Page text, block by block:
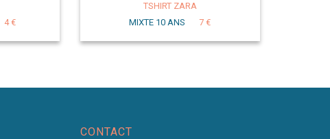
4 €
TSHIRT ZARA
MIXTE 10 ANS
7 €
CONTACT